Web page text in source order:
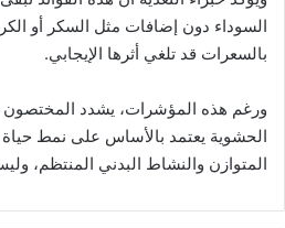
السوداء دون إضافات مثل السكر أو
بالسعرات قد تلغي أثرها الإيجابي.
ورغم هذه المؤشرات، يشدد
الحشوية يعتمد بالأساس على نمط
المتوازن والنشاط البدني المنتظم،